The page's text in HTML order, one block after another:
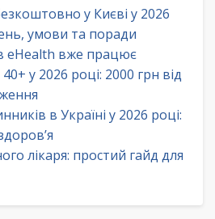
у Києві у 2026
умови та поради
eHealth вже працює
у 2026 році: 2000 грн від
в Україні у 2026 році:
лікаря: простий гайд для